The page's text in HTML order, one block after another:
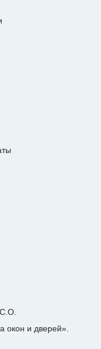
окон и дверей».